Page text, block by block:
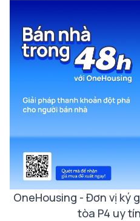
OneHousing - Đơn vị ký
tòa P4 uy